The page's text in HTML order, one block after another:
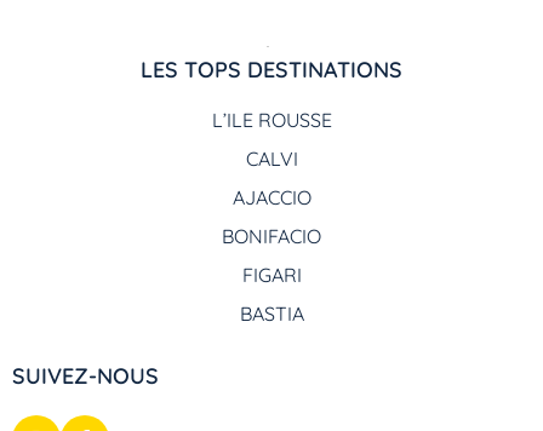
LES TOPS DESTINATIONS
L’ILE ROUSSE
CALVI
AJACCIO
BONIFACIO
FIGARI
BASTIA
SUIVEZ-NOUS